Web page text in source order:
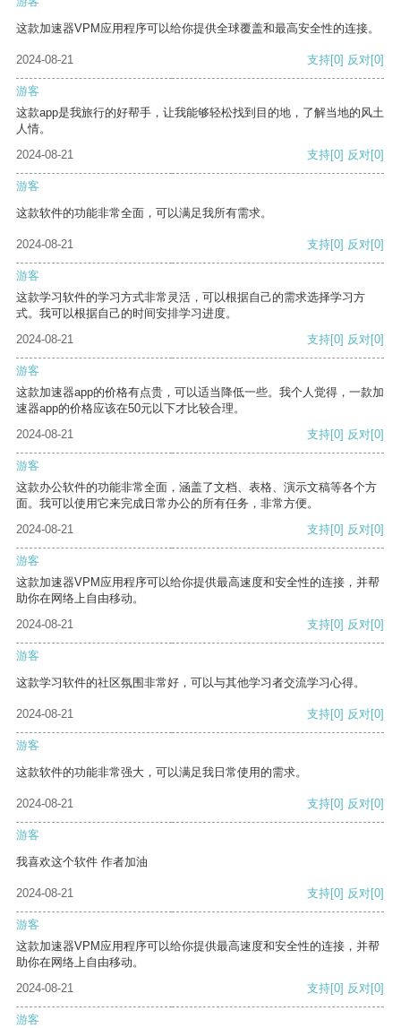
这款加速器VPM应用程序可以给你提供全球覆盖和最高安全性的连接。
2024-08-21 支持[0] 反对[0]
游客
这款app是我旅行的好帮手，让我能够轻松找到目的地，了解当地的风土
人情。
2024-08-21
支持[0] 反对[0]
游客
这款软件的功能非常全面，可以满足我所有需求。
2024-08-21 支持[0] 反对[0]
游客
这款学习软件的学习方式非常灵活，可以根据自己的需求选择学习方
式。我可以根据自己的时间安排学习进度。
2024-08-21
支持[0] 反对[0]
游客
这款加速器app的价格有点贵，可以适当降低一些。我个人觉得，一款加
速器app的价格应该在50元以下才比较合理。
2024-08-21
支持[0] 反对[0]
游客
这款办公软件的功能非常全面，涵盖了文档、表格、演示文稿等各个方
面。我可以使用它来完成日常办公的所有任务，非常方便。
2024-08-21
支持[0] 反对[0]
游客
这款加速器VPM应用程序可以给你提供最高速度和安全性的连接，并帮
助你在网络上自由移动。
2024-08-21
支持[0] 反对[0]
游客
这款学习软件的社区氛围非常好，可以与其他学习者交流学习心得。
2024-08-21 支持[0] 反对[0]
游客
这款软件的功能非常强大，可以满足我日常使用的需求。
2024-08-21 支持[0] 反对[0]
游客
我喜欢这个软件 作者加油
2024-08-21 支持[0] 反对[0]
游客
这款加速器VPM应用程序可以给你提供最高速度和安全性的连接，并帮
助你在网络上自由移动。
2024-08-21
支持[0] 反对[0]
游客